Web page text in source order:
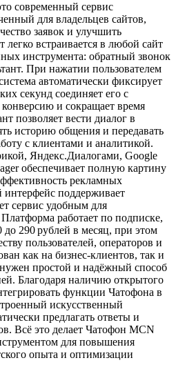
современный сервис
для владельцев сайтов,
заявок и улучшить
встраивается в любой сайт
инструмента: обратный звонок
При нажатии пользователем
автоматически фиксирует
секунд соединяет его с
и сокращает время
позволяет вести диалог в
историю общения и передавать
с клиентами и аналитикой.
Яндекс.Диалогами, Google
обеспечивает полную картину
рекламных
поддерживает
сервис удобным для
работает по подписке,
до 290 рублей в месяц, при этом
пользователей, операторов и
как на бизнес‑клиентов, так и
простой и надёжный способ
Благодаря наличию открытого
функции Чатофона в
искусственный
предлагать ответы и
Всё это делает Чатофон MCN
для повышения
опыта и оптимизации